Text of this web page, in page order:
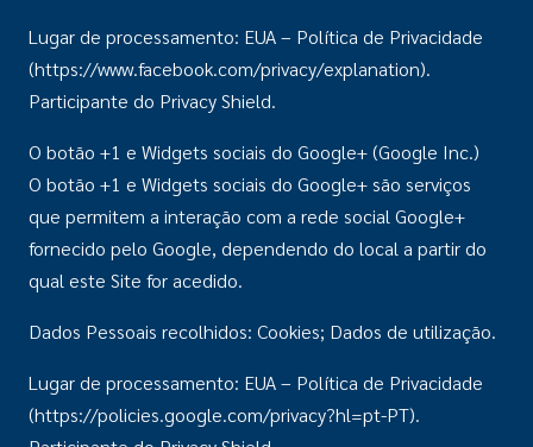
Lugar de processamento: EUA – Política de Privacidade
(https://www.facebook.com/privacy/explanation).
Participante do Privacy Shield.
O botão +1 e Widgets sociais do Google+ (Google Inc.)
O botão +1 e Widgets sociais do Google+ são serviços
que permitem a interação com a rede social Google+
fornecido pelo Google, dependendo do local a partir do
qual este Site for acedido.
Dados Pessoais recolhidos: Cookies; Dados de utilização.
Lugar de processamento: EUA – Política de Privacidade
(https://policies.google.com/privacy?hl=pt-PT).